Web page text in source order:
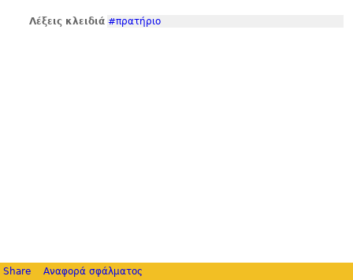
Λέξεις κλειδιά #πρατήριο
Share Αναφορά σφάλματος